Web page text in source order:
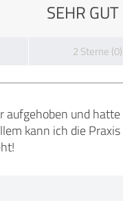
SEHR GUT
2 Sterne (0)
und
kann ich die